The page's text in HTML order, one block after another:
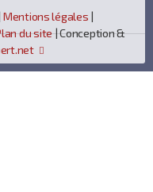
Mentions légales |
du site| Conception &